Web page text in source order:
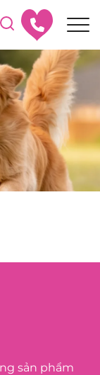
sản phẩm